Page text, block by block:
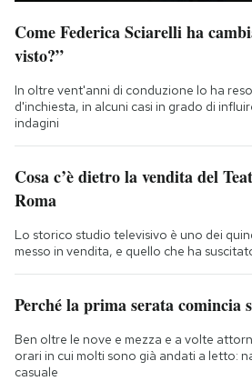
Come Federica Sciarelli ha
visto?”
In oltre vent'anni di conduzione lo ha
d'inchiesta, in alcuni casi in grado di
indagini
Cosa c’è dietro la vendita del
Roma
Lo storico studio televisivo è uno dei
messo in vendita, e quello che ha
Perché la prima serata comincia
Ben oltre le nove e mezza e a volte
orari in cui molti sono già andati a letto:
casuale